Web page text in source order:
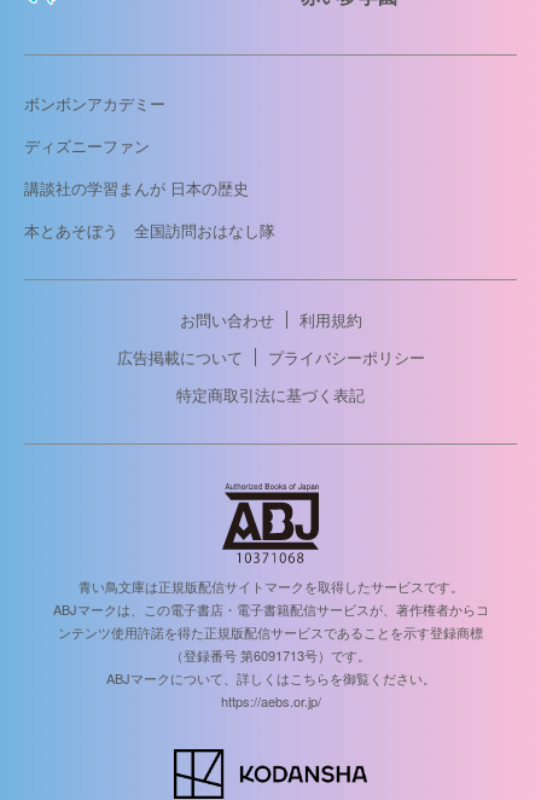
ボンボンアカデミー
ディズニーファン
講談社の学習まんが 日本の歴史
本とあそぼう 全国訪問おはなし隊
お問い合わせ
利用規約
広告掲載について
プライバシーポリシー
特定商取引法に基づく表記
青い鳥文庫は正規版配信サイトマークを取得したサービスです。
ABJマークは、この電子書店・電子書籍配信サービスが、著作権者からコ
ンテンツ使用許諾を得た正規版配信サービスであることを示す登録商標
（登録番号 第6091713号）です。
ABJマークについて、詳しくはこちらを御覧ください。
https://aebs.or.jp/